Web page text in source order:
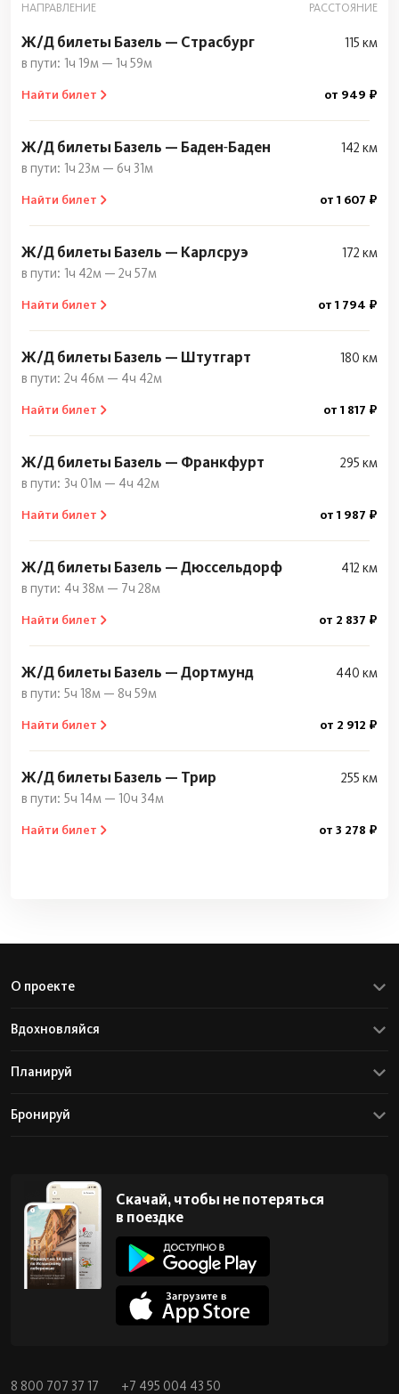
НАПРАВЛЕНИЕ РАССТОЯНИЕ
Ж/Д билеты Базель — Страсбург
115 км
1ч 19м — 1ч 59м
Найти билет от 949 ₽
Ж/Д билеты Базель — Баден‑Баден
142 км
1ч 23м — 6ч 31м
Найти билет от 1 607 ₽
Ж/Д билеты Базель — Карлсруэ
172 км
1ч 42м — 2ч 57м
Найти билет от 1 794 ₽
Ж/Д билеты Базель — Штутгарт
180 км
2ч 46м — 4ч 42м
Найти билет от 1 817 ₽
Ж/Д билеты Базель — Франкфурт
295 км
3ч 01м — 4ч 42м
Найти билет от 1 987 ₽
Ж/Д билеты Базель — Дюссельдорф
412 км
4ч 38м — 7ч 28м
Найти билет от 2 837 ₽
Ж/Д билеты Базель — Дортмунд
440 км
5ч 18м — 8ч 59м
Найти билет от 2 912 ₽
Ж/Д билеты Базель — Трир
255 км
5ч 14м — 10ч 34м
Найти билет от 3 278 ₽
О проекте
Вдохновляйся
Планируй
Бронируй
Скачай, чтобы не потеряться
в поездке
8 800 707 37 17 +7 495 004 43 50